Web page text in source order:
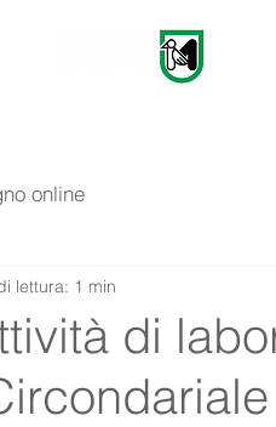
online
di
lettura: 1 min